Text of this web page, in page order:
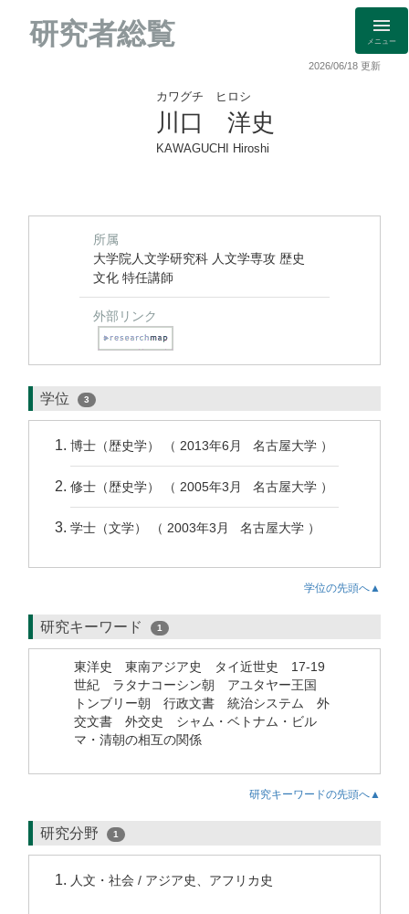
研究者総覧 メニュー
2026/06/18 更新
カワグチ ヒロシ
川口 洋史
KAWAGUCHI Hiroshi
所属
大学院人文学研究科 人文学専攻 歴史
文化 特任講師
外部リンク
学位 3
博士（歴史学） （ 2013年6月 名古屋大学 ）
修士（歴史学） （ 2005年3月 名古屋大学 ）
学士（文学） （ 2003年3月 名古屋大学 ）
学位の先頭へ▲
研究キーワード 1
東洋史 東南アジア史 タイ近世史 17-19
世紀 ラタナコーシン朝 アユタヤー王国
トンブリー朝 行政文書 統治システム 外
交文書 外交史 シャム・ベトナム・ビル
マ・清朝の相互の関係
研究キーワードの先頭へ▲
研究分野 1
人文・社会 / アジア史、アフリカ史